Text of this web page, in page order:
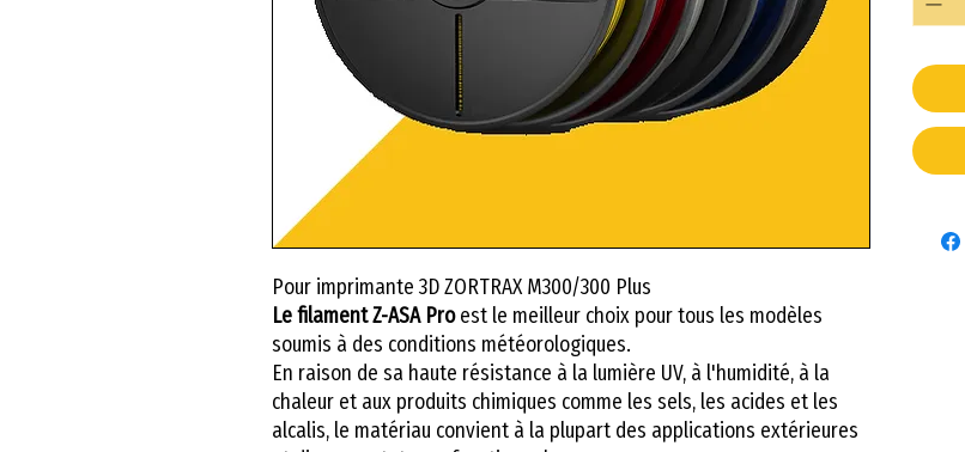
Pour imprimante 3D ZORTRAX M300/300 Plus
Le filament Z-ASA Proest le meilleur choix pour tous les modèles
soumis à des conditions météorologiques.
En raison de sa haute résistance à la lumière UV, à l'humidité, à la
chaleur et aux produits chimiques comme les sels, les acides et les
alcalis, le matériau convient à la plupart des applications extérieures